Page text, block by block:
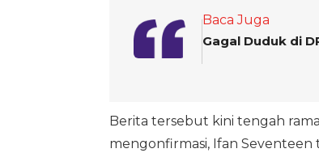
Baca Juga
Gagal Duduk di
Berita tersebut kini tengah
mengonfirmasi, Ifan Seventeen